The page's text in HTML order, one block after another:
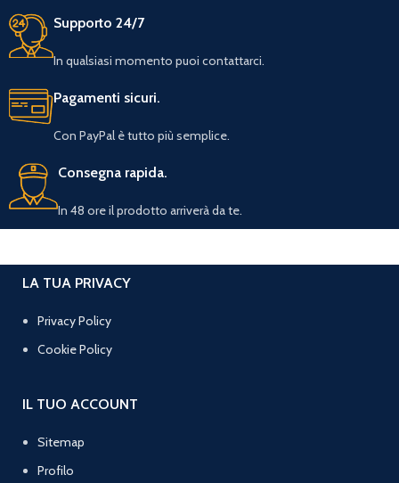
Supporto 24/7
In qualsiasi momento puoi contattarci.
Pagamenti sicuri.
Con PayPal è tutto più semplice.
Consegna rapida.
In 48 ore il prodotto arriverà da te.
LA TUA PRIVACY
Privacy Policy
Cookie Policy
IL TUO ACCOUNT
Sitemap
Profilo